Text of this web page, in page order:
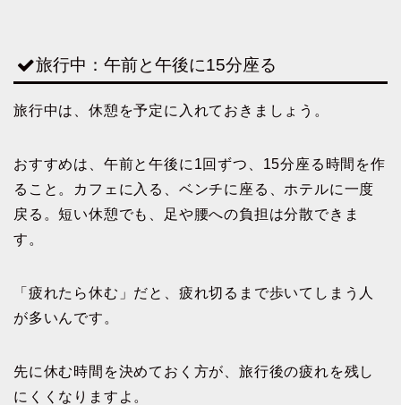
旅行中：午前と午後に15分座る
旅行中は、休憩を予定に入れておきましょう。
おすすめは、午前と午後に1回ずつ、15分座る時間を作
ること。カフェに入る、ベンチに座る、ホテルに一度
戻る。短い休憩でも、足や腰への負担は分散できま
す。
「疲れたら休む」だと、疲れ切るまで歩いてしまう人
が多いんです。
先に休む時間を決めておく方が、旅行後の疲れを残し
にくくなりますよ。